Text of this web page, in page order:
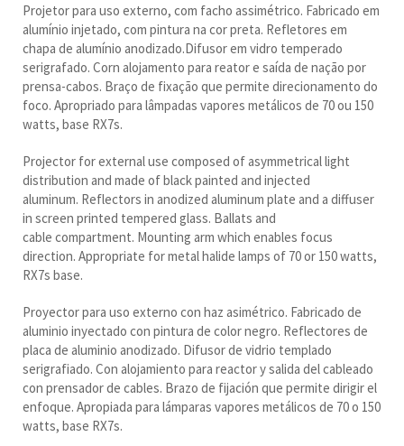
Projetor para uso externo, com facho assimétrico. Fabricado em
alumínio injetado, com pintura na cor preta. Refletores em
chapa de alumínio anodizado.Difusor em vidro temperado
serigrafado. Corn alojamento para reator e saída de nação por
prensa-cabos. Braço de fixação que permite direcionamento do
foco. Apropriado para lâmpadas vapores metálicos de 70 ou 150
watts, base RX7s.
Projector for external use composed of asymmetrical light
distribution and made of black painted and injected
aluminum. Reflectors in anodized aluminum plate and a diffuser
in screen printed tempered glass. Ballats and
cable compartment. Mounting arm which enables focus
direction. Appropriate for metal halide lamps of 70 or 150 watts,
RX7s base.
Proyector para uso externo con haz asimétrico. Fabricado de
aluminio inyectado con pintura de color negro. Reflectores de
placa de aluminio anodizado. Difusor de vidrio templado
serigrafiado. Con alojamiento para reactor y salida del cableado
con prensador de cables. Brazo de fijación que permite dirigir el
enfoque. Apropiada para lámparas vapores metálicos de 70 o 150
watts, base RX7s.